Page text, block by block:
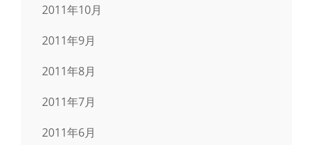
2011年10月
2011年9月
2011年8月
2011年7月
2011年6月